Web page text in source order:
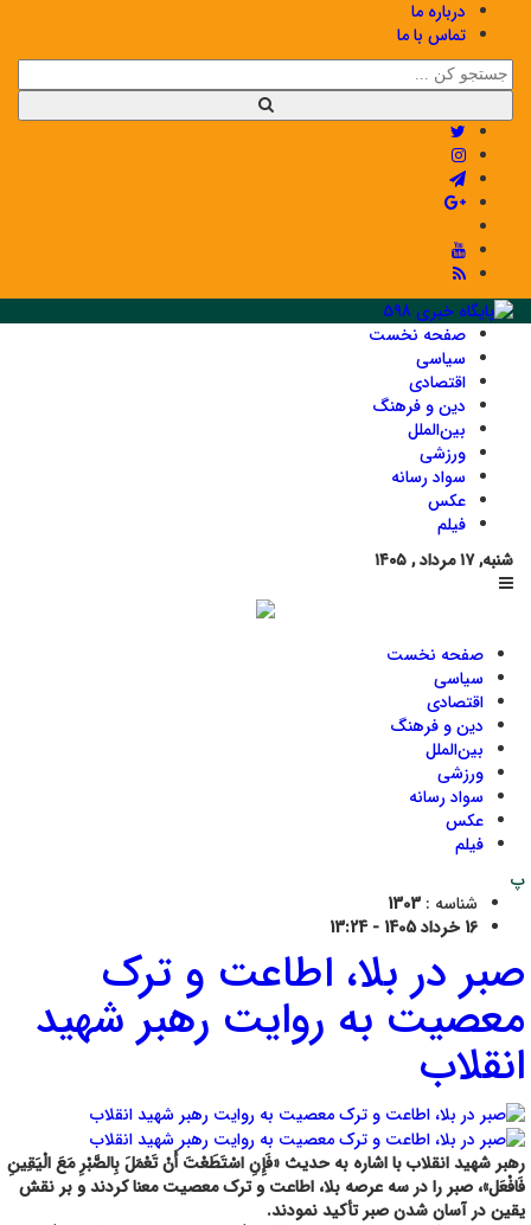
درباره ما
تماس با ما
صفحه نخست
سیاسی
اقتصادی
دین و فرهنگ
بین‌الملل
ورزشی
سواد رسانه
عکس
فیلم
شنبه, ۱۷ مرداد , ۱۴۰۵
صفحه نخست
سیاسی
اقتصادی
دین و فرهنگ
بین‌الملل
ورزشی
سواد رسانه
عکس
فیلم
پ
شناسه : 1303
16 خرداد 1405 - 13:24
صبر در بلا، اطاعت و ترک
معصیت به روایت رهبر شهید
انقلاب
رهبر شهید انقلاب با اشاره به حدیث «فَإِنِ اسْتَطَعْتَ أَنْ تَعْمَلَ بِالصَّبْرِ مَعَ الْیَقِینِ
فَافْعَل»، صبر را در سه عرصه بلا، اطاعت و ترک معصیت معنا کردند و بر نقش
یقین در آسان شدن صبر تأکید نمودند.